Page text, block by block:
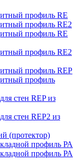
профиль RE
профиль RE2
профиль RE
профиль RE2
профиль REP
профиль
стен REP из
стен REP2 из
(протектор)
профиль РА
профиль РА